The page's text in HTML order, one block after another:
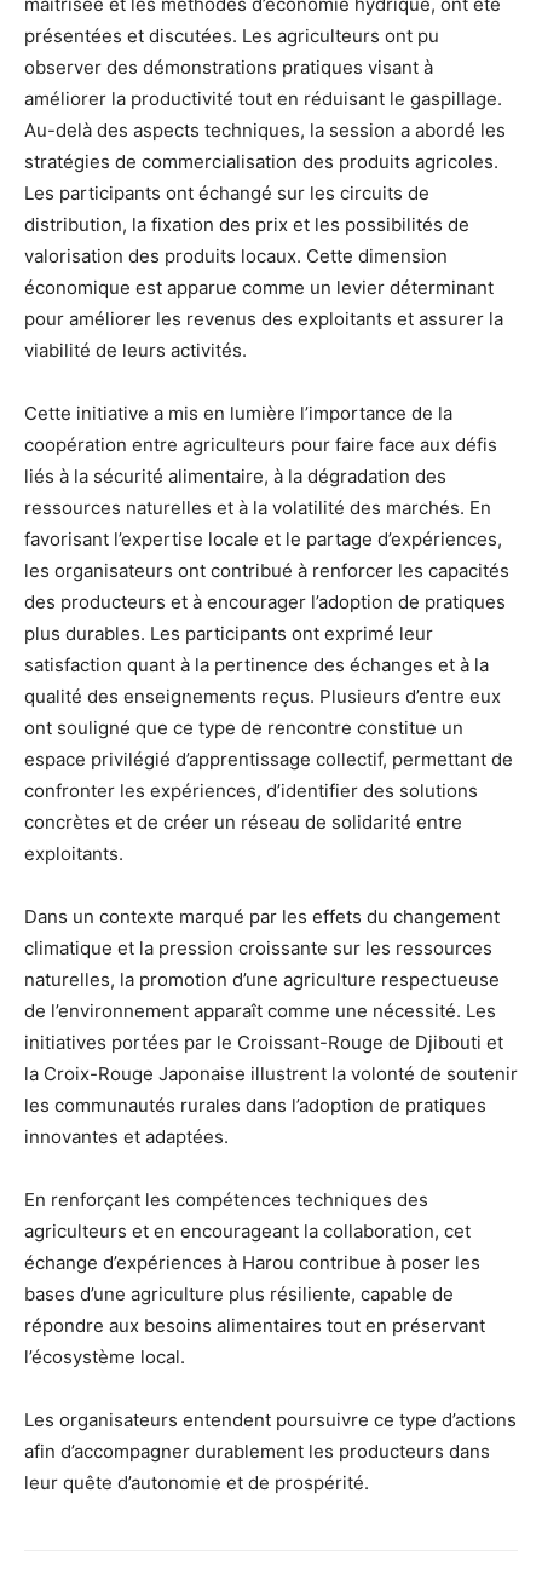
présentées et discutées. Les agriculteurs ont pu
observer des démonstrations pratiques visant à
améliorer la productivité tout en réduisant le gaspillage.
Au-delà des aspects techniques, la session a abordé les
stratégies de commercialisation des produits agricoles.
Les participants ont échangé sur les circuits de
distribution, la fixation des prix et les possibilités de
valorisation des produits locaux. Cette dimension
économique est apparue comme un levier déterminant
pour améliorer les revenus des exploitants et assurer la
viabilité de leurs activités.
Cette initiative a mis en lumière l’importance de la
coopération entre agriculteurs pour faire face aux défis
liés à la sécurité alimentaire, à la dégradation des
ressources naturelles et à la volatilité des marchés. En
favorisant l’expertise locale et le partage d’expériences,
les organisateurs ont contribué à renforcer les capacités
des producteurs et à encourager l’adoption de pratiques
plus durables. Les participants ont exprimé leur
satisfaction quant à la pertinence des échanges et à la
qualité des enseignements reçus. Plusieurs d’entre eux
ont souligné que ce type de rencontre constitue un
espace privilégié d’apprentissage collectif, permettant de
confronter les expériences, d’identifier des solutions
concrètes et de créer un réseau de solidarité entre
exploitants.
Dans un contexte marqué par les effets du changement
climatique et la pression croissante sur les ressources
naturelles, la promotion d’une agriculture respectueuse
de l’environnement apparaît comme une nécessité. Les
initiatives portées par le Croissant-Rouge de Djibouti et
la Croix-Rouge Japonaise illustrent la volonté de soutenir
les communautés rurales dans l’adoption de pratiques
innovantes et adaptées.
En renforçant les compétences techniques des
agriculteurs et en encourageant la collaboration, cet
échange d’expériences à Harou contribue à poser les
bases d’une agriculture plus résiliente, capable de
répondre aux besoins alimentaires tout en préservant
l’écosystème local.
Les organisateurs entendent poursuivre ce type d’actions
afin d’accompagner durablement les producteurs dans
leur quête d’autonomie et de prospérité.